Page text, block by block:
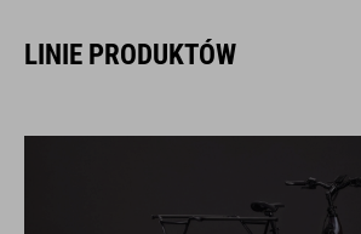
LINIE PRODUKTÓW